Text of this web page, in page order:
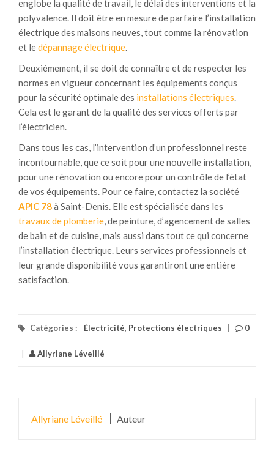
englobe la qualité de travail, le délai des interventions et la
polyvalence. Il doit être en mesure de parfaire l’installation
électrique des maisons neuves, tout comme la rénovation
et ledépannage électrique.
Deuxièmement, il se doit de connaître et de respecter les
normes en vigueur concernant les équipements conçus
pour la sécurité optimale des installations électriques.
Cela est le garant de la qualité des services offerts par
l’électricien.
Dans tous les cas, l’intervention d’un professionnel reste
incontournable, que ce soit pour une nouvelle installation,
pour une rénovation ou encore pour un contrôle de l’état
de vos équipements. Pour ce faire, contactez la société
APIC 78à Saint-Denis. Elle est spécialisée dans les
travaux de plomberie, de peinture, d’agencement de salles
de bain et de cuisine, mais aussi dans tout ce qui concerne
l’installation électrique. Leurs services professionnels et
leur grande disponibilité vous garantiront une entière
satisfaction.
Catégories : Électricité, Protections électriques 0
Allyriane Léveillé
Allyriane Léveillé Auteur